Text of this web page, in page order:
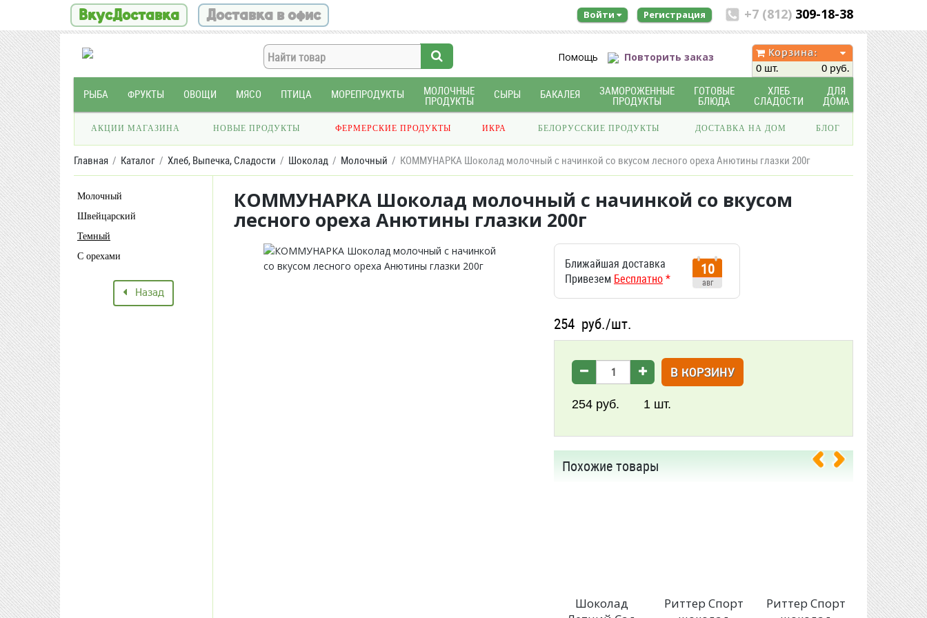
ВкусДоставка Доставка в офис +7 (812) 309-18-38
Войти Регистрация
Помощь Повторить заказ
Корзина:
0 шт.
0 руб.
РЫБА ФРУКТЫ ОВОЩИ МЯСО ПТИЦА МОРЕПРОДУКТЫ МОЛОЧНЫЕ
ПРОДУКТЫ
СЫРЫ БАКАЛЕЯ ЗАМОРОЖЕННЫЕ
ПРОДУКТЫ
ГОТОВЫЕ
БЛЮДА
ХЛЕБ
СЛАДОСТИ
ДЛЯ
ДОМА
АКЦИИ МАГАЗИНА НОВЫЕ ПРОДУКТЫ ФЕРМЕРСКИЕ ПРОДУКТЫ ИКРА БЕЛОРУССКИЕ ПРОДУКТЫ ДОСТАВКА НА ДОМ БЛОГ
Главная Каталог Хлеб, Выпечка, Сладости Шоколад Молочный КОММУНАРКА Шоколад молочный с начинкой со вкусом лесного ореха Анютины глазки 200г
Молочный
Швейцарский
Темный
С орехами
Назад
КОММУНАРКА Шоколад молочный с начинкой со вкусом
лесного ореха Анютины глазки 200г
Ближайшая доставка
Привезем Бесплатно*
10
авг
254 руб./шт.
В КОРЗИНУ
254 руб. 1 шт.
Похожие товары
Шоколад
Риттер Спорт
Риттер Спорт